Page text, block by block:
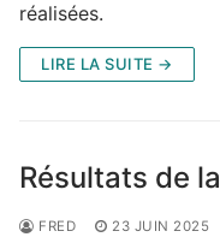
réalisées.
LIRE LA SUITE →
Résultats de
FRED 23 JUIN 2025